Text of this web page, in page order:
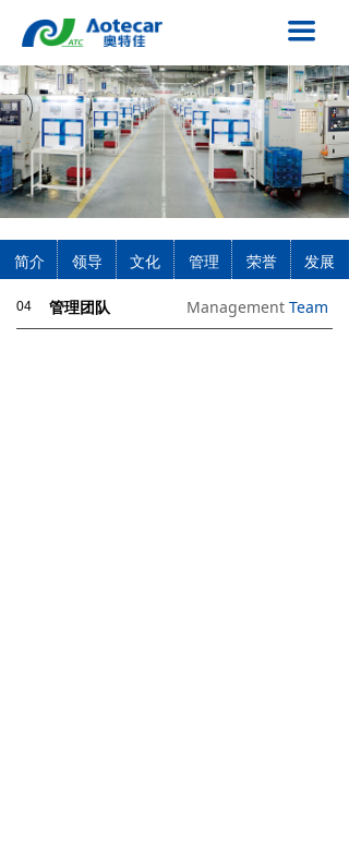
끀
网站首页
关于奥特佳
新闻中心
产业格局
技术创新
投资者关系
招标公告
管理团队
04 Management Team
简介 领导 文化 管理 荣誉 发展